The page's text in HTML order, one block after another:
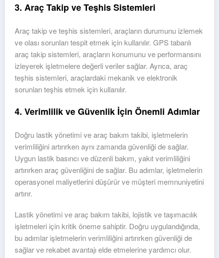
3. Araç Takip ve Teşhis Sistemleri
Araç takip ve teşhis sistemleri, araçların durumunu izlemek
ve olası sorunları tespit etmek için kullanılır. GPS tabanlı
araç takip sistemleri, araçların konumunu ve performansını
izleyerek işletmelere değerli veriler sağlar. Ayrıca, araç
teşhis sistemleri, araçlardaki mekanik ve elektronik
sorunları teşhis etmek için kullanılır.
4. Verimlilik ve Güvenlik İçin Önemli Adımlar
Doğru lastik yönetimi ve araç bakım takibi, işletmelerin
verimliliğini artırırken aynı zamanda güvenliği de sağlar.
Uygun lastik basıncı ve düzenli bakım, yakıt verimliliğini
artırırken araç güvenliğini de sağlar. Bu adımlar, işletmelerin
operasyonel maliyetlerini düşürür ve müşteri memnuniyetini
artırır.
Lastik yönetimi ve araç bakım takibi, lojistik ve taşımacılık
işletmeleri için kritik öneme sahiptir. Doğru uygulandığında,
bu adımlar işletmelerin verimliliğini artırırken güvenliği de
sağlar ve rekabet avantajı elde etmelerine yardımcı olur.